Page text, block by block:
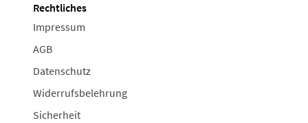
Rechtliches
Impressum
AGB
Datenschutz
Widerrufsbelehrung
Sicherheit